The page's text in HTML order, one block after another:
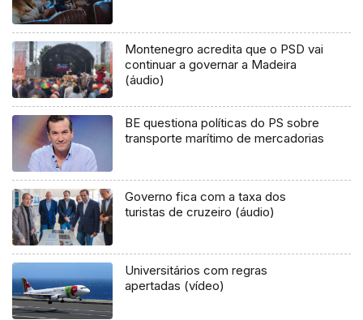
Montenegro acredita que o PSD vai
continuar a governar a Madeira
(áudio)
BE questiona políticas do PS sobre
transporte marítimo de mercadorias
Governo fica com a taxa dos
turistas de cruzeiro (áudio)
Universitários com regras
apertadas (vídeo)